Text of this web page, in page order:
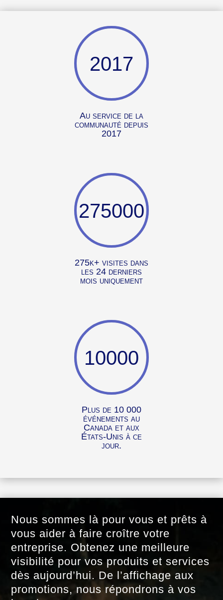
2017
Au service de la
communauté depuis
2017
275000
275k+ visites dans
les 24 derniers
mois uniquement
10000
Plus de 10 000
événements au
Canada et aux
États-Unis à ce
jour.
Nous sommes là pour vous et prêts à
vous aider à faire croître votre
entreprise. Obtenez une meilleure
visibilité pour vos produits et services
dès aujourd’hui. De l’affichage aux
promotions, nous répondrons à vos